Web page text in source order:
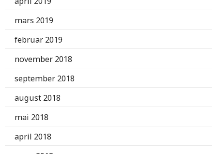
mars 2019
februar 2019
november 2018
september 2018
august 2018
mai 2018
april 2018